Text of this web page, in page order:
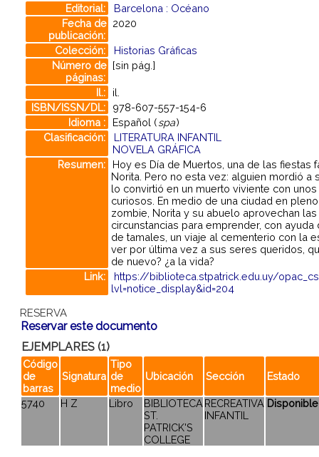
Editorial:
Barcelona : Océano
Fecha de
publicación:
2020
Colección:
Historias Gráficas
Número de
páginas:
[sin pág.]
Il.:
il.
ISBN/ISSN/DL:
978-607-557-154-6
Idioma :
Español (spa)
Clasificación:
LITERATURA INFANTIL
NOVELA GRÁFICA
Resumen:
Hoy es Día de Muertos, una de las fiestas
Norita. Pero no esta vez: alguien mordió a
lo convirtió en un muerto viviente con
curiosos. En medio de una ciudad en
zombie, Norita y su abuelo aprovechan las
circunstancias para emprender, con ayuda
de tamales, un viaje al cementerio con la
ver por última vez a sus seres queridos,
de nuevo? ¿a la vida?
Link:
https://biblioteca.stpatrick.edu.uy/
lvl=notice_display&id=204
RESERVA
Reservar este documento
EJEMPLARES (1)
Código
de
barras
Signatura
Tipo
de
medio
Ubicación Sección Estado
5740 H Z Libro
BIBLIOTECA
ST.
PATRICK'S
COLLEGE
RECREATIVA
INFANTIL
Disponible